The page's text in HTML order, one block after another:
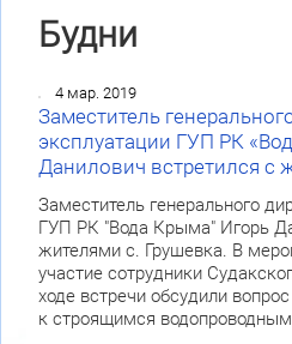
Будни
4 мар. 2019
Заместитель
эксплуатации ГУП РК
Данилович встретился с
Заместитель генерального
ГУП РК "Вода Крыма" Игорь
жителями с. Грушевка. В
участие сотрудники
ходе встречи обсудили
к строящимся